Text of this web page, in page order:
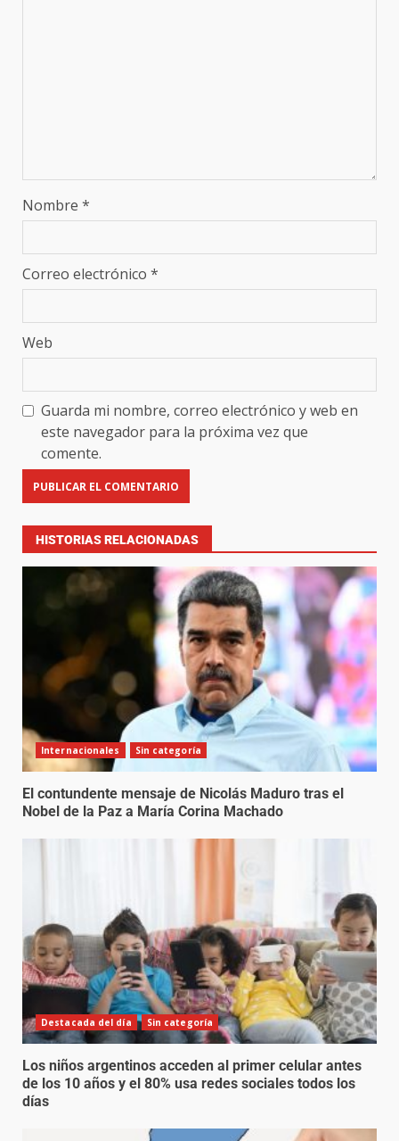
Nombre *
Correo electrónico *
Web
Guarda mi nombre, correo electrónico y web en
este navegador para la próxima vez que
comente.
HISTORIAS RELACIONADAS
Internacionales Sin categoría
El contundente mensaje de Nicolás Maduro tras el
Nobel de la Paz a María Corina Machado
Destacada del día Sin categoría
Los niños argentinos acceden al primer celular antes
de los 10 años y el 80% usa redes sociales todos los
días